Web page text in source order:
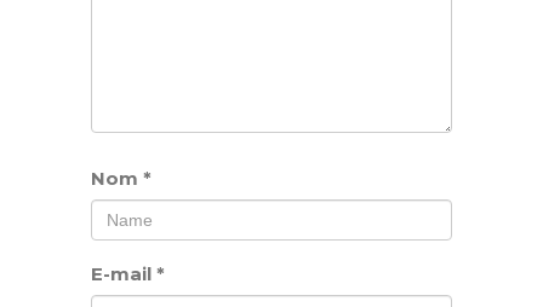
Nom *
E-mail *